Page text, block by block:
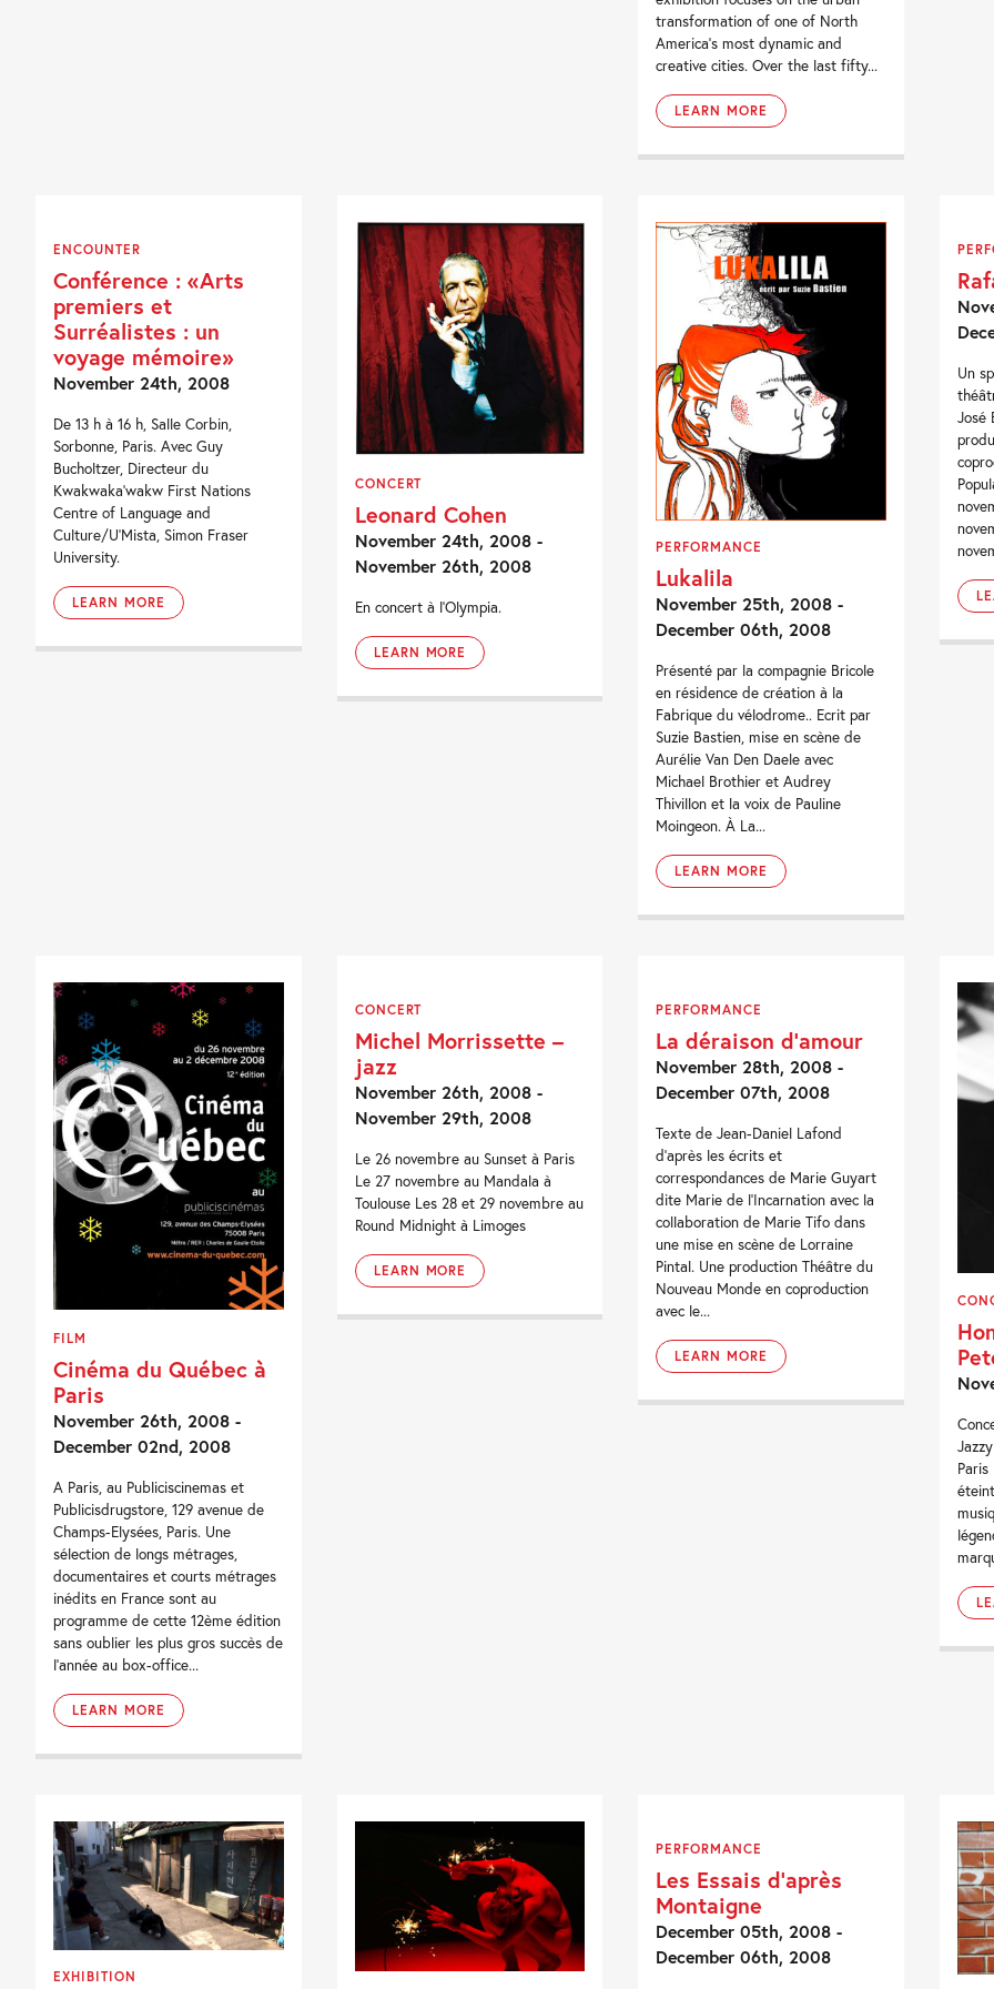
transformation of one of North
America’s most dynamic and
creative cities. Over the last fifty...
LEARN MORE
ENCOUNTER
Conférence : «Arts
premiers et
Surréalistes : un
voyage mémoire»
November 24th, 2008
De 13 h à 16 h, Salle Corbin,
Sorbonne, Paris. Avec Guy
Bucholtzer, Directeur du
Kwakwaka'wakw First Nations
Centre of Language and
Culture/U'Mista, Simon Fraser
University.
LEARN MORE
CONCERT
Leonard Cohen
November 24th, 2008 -
November 26th, 2008
En concert à l'Olympia.
LEARN MORE
PERFORMANCE
Lukalila
November 25th, 2008 -
December 06th, 2008
Présenté par la compagnie Bricole
en résidence de création à la
Fabrique du vélodrome.. Ecrit par
Suzie Bastien, mise en scène de
Aurélie Van Den Daele avec
Michael Brothier et Audrey
Thivillon et la voix de Pauline
Moingeon. À La...
LEARN MORE
Un
José
FILM
Cinéma du Québec à
Paris
November 26th, 2008 -
December 02nd, 2008
A Paris, au Publiciscinemas et
Publicisdrugstore, 129 avenue de
Champs-Elysées, Paris. Une
sélection de longs métrages,
documentaires et courts métrages
inédits en France sont au
programme de cette 12ème édition
sans oublier les plus gros succès de
l'année au box-office...
LEARN MORE
CONCERT
Michel Morrissette –
jazz
November 26th, 2008 -
November 29th, 2008
Le 26 novembre au Sunset à Paris
Le 27 novembre au Mandala à
Toulouse Les 28 et 29 novembre au
Round Midnight à Limoges
LEARN MORE
PERFORMANCE
La déraison d’amour
November 28th, 2008 -
December 07th, 2008
Texte de Jean-Daniel Lafond
d'après les écrits et
correspondances de Marie Guyart
dite Marie de l'Incarnation avec la
collaboration de Marie Tifo dans
une mise en scène de Lorraine
Pintal. Une production Théâtre du
Nouveau Monde en coproduction
avec le...
LEARN MORE
EXHIBITION
PERFORMANCE
Les Essais d’après
Montaigne
December 05th, 2008 -
December 06th, 2008